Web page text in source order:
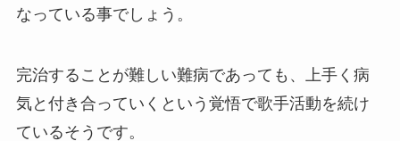
なっている事でしょう。
完治することが難しい難病であっても、上手く病
気と付き合っていくという覚悟で歌手活動を続け
ているそうです。